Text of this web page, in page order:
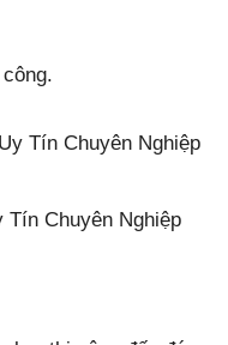
Tín Chuyên Nghiệp